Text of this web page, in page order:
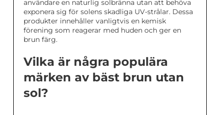
användare en naturlig solbränna utan att behöva
exponera sig för solens skadliga UV-strålar. Dessa
produkter innehåller vanligtvis en kemisk
förening som reagerar med huden och ger en
brun färg.
Vilka är några populära
märken av bäst brun utan
sol?